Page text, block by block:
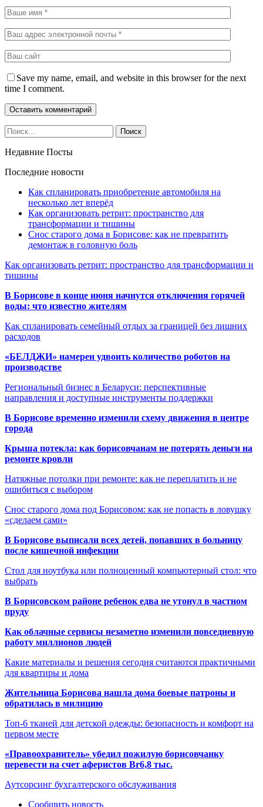
Save my name, email, and website in this browser for the next
time I comment.
Недавние Посты
Последние новости
Как спланировать приобретение автомобиля на
несколько лет вперёд
Как организовать ретрит: пространство для
трансформации и тишины
Снос старого дома в Борисове: как не превратить
демонтаж в головную боль
Как организовать ретрит: пространство для трансформации и
тишины
В Борисове в конце июня начнутся отключения горячей
воды: что известно жителям
Как спланировать семейный отдых за границей без лишних
расходов
«БЕЛДЖИ» намерен удвоить количество роботов на
производстве
Региональный бизнес в Беларуси: перспективные
направления и доступные инструменты поддержки
В Борисове временно изменили схему движения в центре
города
Крыша потекла: как борисовчанам не потерять деньги на
ремонте кровли
Натяжные потолки при ремонте: как не переплатить и не
ошибиться с выбором
Снос старого дома под Борисовом: как не попасть в ловушку
«сделаем сами»
В Борисове выписали всех детей, попавших в больницу
после кишечной инфекции
Стол для ноутбука или полноценный компьютерный стол: что
выбрать
В Борисовском районе ребенок едва не утонул в частном
пруду
Как облачные сервисы незаметно изменили повседневную
работу миллионов людей
Какие материалы и решения сегодня считаются практичными
для квартиры и дома
Жительница Борисова нашла дома боевые патроны и
обратилась в милицию
Топ-6 тканей для детской одежды: безопасность и комфорт на
первом месте
«Правоохранитель» убедил пожилую борисовчанку
перевести на счет аферистов Br6,8 тыс.
Аутсорсинг бухгалтерского обслуживания
Сообщить новость